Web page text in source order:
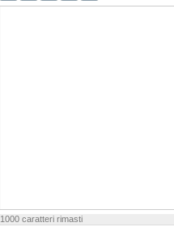
1000 caratteri rimasti